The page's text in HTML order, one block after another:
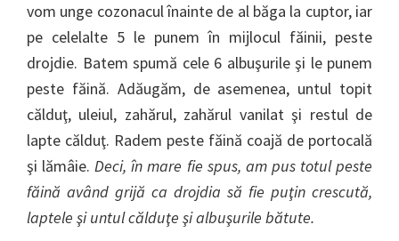
vom unge cozonacul înainte de al băga la cuptor, iar
pe celelalte 5 le punem în mijlocul făinii, peste
drojdie. Batem spumă cele 6 albuşurile şi le punem
peste făină. Adăugăm, de asemenea, untul topit
călduţ, uleiul, zahărul, zahărul vanilat şi restul de
lapte călduţ. Radem peste făină coajă de portocală
şi lămâie. Deci, în mare fie spus, am pus totul peste
făină având grijă ca drojdia să fie puţin crescută,
laptele şi untul călduţe şi albuşurile bătute.